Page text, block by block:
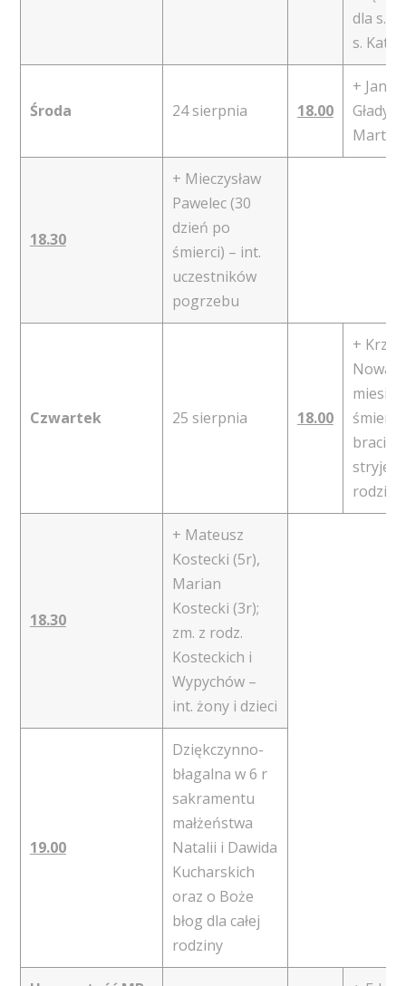
dla s.
s.
Środa 24 sierpnia 18.00
+
Marta
18.30
+ Mieczysław
Pawelec (30
dzień po
śmierci) – int.
uczestników
pogrzebu
Czwartek 25 sierpnia 18.00
+
Nowak
braci
18.30
+ Mateusz
Kostecki (5r),
Marian
Kostecki (3r);
zm. z rodz.
Kosteckich i
Wypychów –
int. żony i dzieci
19.00
Dziękczynno-
błagalna w 6 r
sakramentu
małżeństwa
Natalii i Dawida
Kucharskich
oraz o Boże
błog dla całej
rodziny